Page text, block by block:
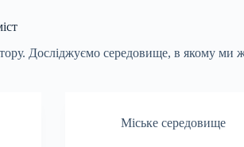
Досліджуємо середовище, в якому
Міське середовище